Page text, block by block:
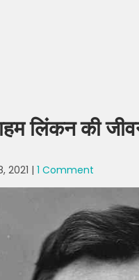
लिंकन की
2021 | 1 Comment